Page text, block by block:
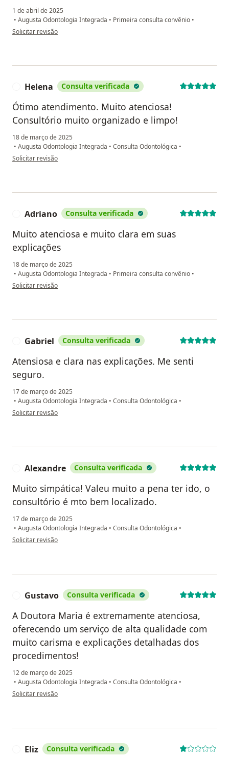
1 de abril de 2025
• Augusta Odontologia Integrada • Primeira consulta convênio •
na opinião do utilizador Maycon
Solicitar revisão
Helena Consulta verificada
Ótimo atendimento. Muito atenciosa!
Consultório muito organizado e limpo!
18 de março de 2025
• Augusta Odontologia Integrada • Consulta Odontológica •
na opinião do utilizador Helena
Solicitar revisão
Adriano Consulta verificada
Muito atenciosa e muito clara em suas
explicações
18 de março de 2025
• Augusta Odontologia Integrada • Primeira consulta convênio •
na opinião do utilizador Adriano
Solicitar revisão
Gabriel Consulta verificada
Atensiosa e clara nas explicações. Me senti
seguro.
17 de março de 2025
• Augusta Odontologia Integrada • Consulta Odontológica •
na opinião do utilizador Gabriel
Solicitar revisão
Alexandre Consulta verificada
Muito simpática! Valeu muito a pena ter ido, o
consultório é mto bem localizado.
17 de março de 2025
• Augusta Odontologia Integrada • Consulta Odontológica •
na opinião do utilizador Alexandre
Solicitar revisão
Gustavo Consulta verificada
A Doutora Maria é extremamente atenciosa,
oferecendo um serviço de alta qualidade com
muito carisma e explicações detalhadas dos
procedimentos!
12 de março de 2025
• Augusta Odontologia Integrada • Consulta Odontológica •
na opinião do utilizador Gustavo
Solicitar revisão
Eliz Consulta verificada